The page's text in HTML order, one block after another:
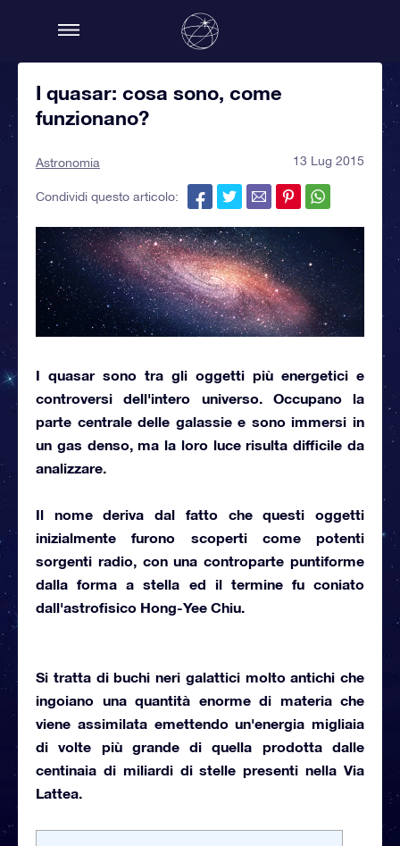
I quasar: cosa sono, come
funzionano?
Astronomia 13 Lug 2015
Condividi questo articolo:
I quasarsono tra gli oggetti più energetici e
controversi dell'intero universo. Occupano la
parte centrale delle galassie e sono immersi in
un gas denso,ma la loro luce risulta difficile da
analizzare.
Il nome deriva dal fatto che questi oggetti
inizialmente furono scoperti come potenti
sorgenti radio, con una controparte puntiforme
dalla forma a stella ed il termine fu coniato
dall'astrofisico Hong-Yee Chiu.
Si tratta dibuchi neri galatticimolto antichi che
ingoiano una quantità enorme di materia che
viene assimilata emettendo un'energia migliaia
di volte più grande di quella prodotta dalle
centinaia di miliardi di stelle presenti nella Via
Lattea.